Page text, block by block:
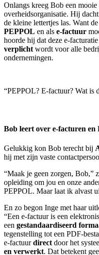
Onlangs kreeg Bob een mooie
overheidsorganisatie. Hij
de kleine lettertjes las. Want
PEPPOL en als e-factuur
hoorde hij dat deze e-
verplicht wordt voor alle
ondernemingen.
“PEPPOL? E-factuur? Wat is
Bob leert over e-facturen en
Gelukkig kon Bob terecht bij
hij met zijn vaste
“Maak je geen zorgen, Bob,”
opleiding om jou en onze
PEPPOL. Maar laat ik alvast
En zo begon Inge met haar
“Een e-factuur is een
een gestandaardiseerd
tegenstelling tot een PDF-
e-factuurdirect door het
en verwerkt. Dat betekent